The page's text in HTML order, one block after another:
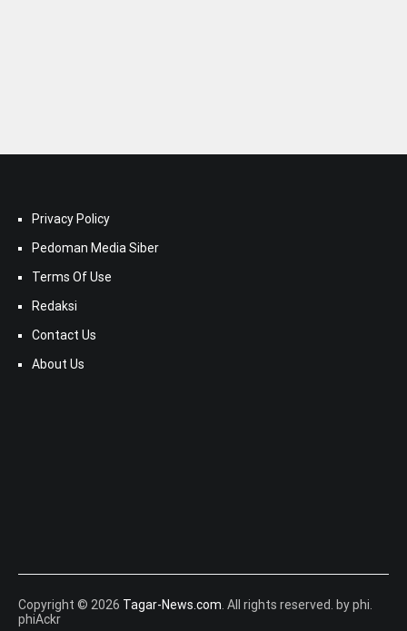
Privacy Policy
Pedoman Media Siber
Terms Of Use
Redaksi
Contact Us
About Us
Copyright © 2026 Tagar-News.com . All rights reserved. by phi.
phiAckr